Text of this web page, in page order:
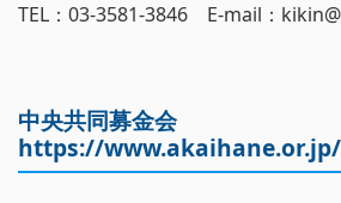
TEL：03‐3581‐3846 E-mail：kikin@
中央共同募金会
https://www.akaihane.or.jp/